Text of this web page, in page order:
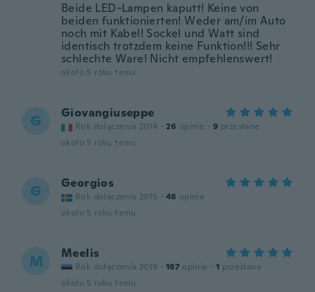
Beide LED-Lampen kaputt! Keine von
beiden funktionierten! Weder am/im Auto
noch mit Kabel! Sockel und Watt sind
identisch trotzdem keine Funktion!!! Sehr
schlechte Ware! Nicht empfehlenswert!
około 5 roku temu
G Giovangiuseppe
Rok dołączenia 2014 · 26 opinie · 9 przesłane
około 5 roku temu
G Georgios
Rok dołączenia 2015 · 48 opinie
około 5 roku temu
M Meelis
Rok dołączenia 2019 · 187 opinie · 1 przesłane
około 5 roku temu